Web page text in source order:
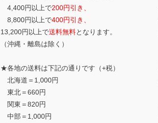
4,400円以上で200円引き、
8,800円以上で400円引き、
13,200円以上で送料無料となります。
（沖縄・離島は除く）
★各地の送料は下記の通りです（+税）
北海道＝1,000円
東北＝660円
関東＝820円
中部＝1,000円